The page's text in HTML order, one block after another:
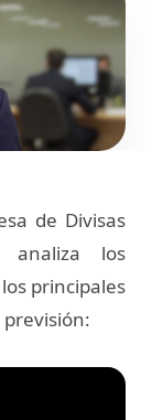
de Divisas
analiza los
principales